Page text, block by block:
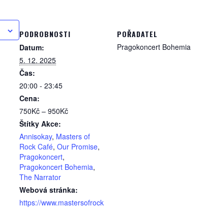
PODROBNOSTI
Datum:
5. 12. 2025
Čas:
20:00 - 23:45
Cena:
750Kč – 950Kč
Štítky Akce:
Annisokay, Masters of
Rock Café, Our Promise,
Pragokoncert,
Pragokoncert Bohemia,
The Narrator
Webová stránka:
https://www.mastersofrock
POŘADATEL
Pragokoncert Bohemia